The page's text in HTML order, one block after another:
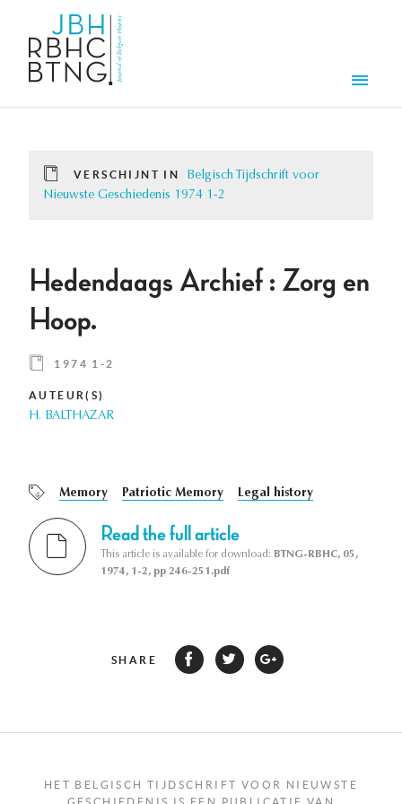
VERSCHIJNT IN
Belgisch Tijdschrift voor
Nieuwste Geschiedenis 1974 1-2
Hedendaags Archief : Zorg en
Hoop.
1974 1-2
AUTEUR(S)
H. BALTHAZAR
Memory Patriotic Memory Legal history
Read the full article
This article is available for download: BTNG-RBHC, 05,
1974, 1-2, pp 246-251.pdf
SHARE
HET BELGISCH TIJDSCHRIFT VOOR NIEUWSTE